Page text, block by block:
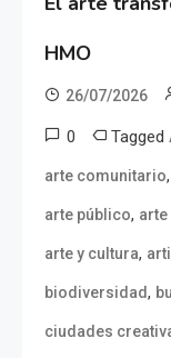
HMO
26/07/2026
0 Tagged
arte comunitario,
arte público,
arte y cultura,
biodiversidad,
ciudades